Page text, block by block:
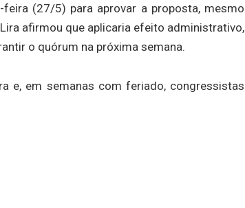
feira (27/5) para aprovar a proposta, mesmo
afirmou que aplicaria efeito administrativo,
o quórum na próxima semana.
e, em semanas com feriado, congressistas